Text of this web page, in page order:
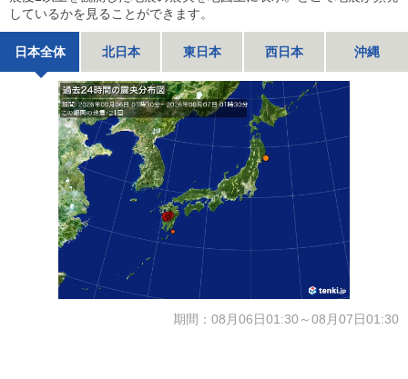
しているかを見ることができます。
日本全体 北日本 東日本 西日本 沖縄
期間：08月06日01:30～08月07日01:30